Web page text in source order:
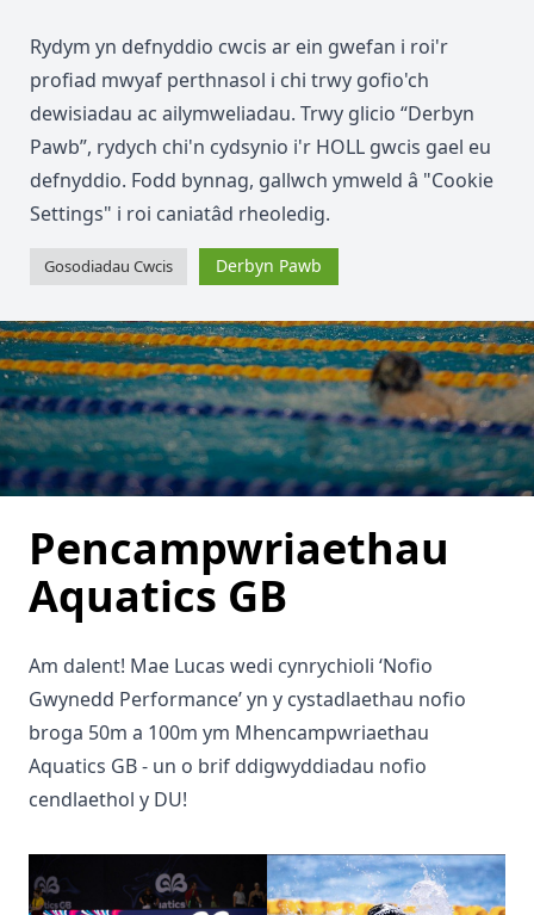
Pencampwriaethau
Aquatics GB
Am dalent! Mae Lucas wedi cynrychioli ‘Nofio
Gwynedd Performance’ yn y cystadlaethau nofio
broga 50m a 100m ym Mhencampwriaethau
Aquatics GB - un o brif ddigwyddiadau nofio
cendlaethol y DU!
Rydym yn defnyddio cwcis ar ein gwefan i roi'r
profiad mwyaf perthnasol i chi trwy gofio'ch
dewisiadau ac ailymweliadau. Trwy glicio “Derbyn
Pawb”, rydych chi'n cydsynio i'r HOLL gwcis gael eu
defnyddio. Fodd bynnag, gallwch ymweld â "Cookie
Settings" i roi caniatâd rheoledig.
Gosodiadau Cwcis Derbyn Pawb